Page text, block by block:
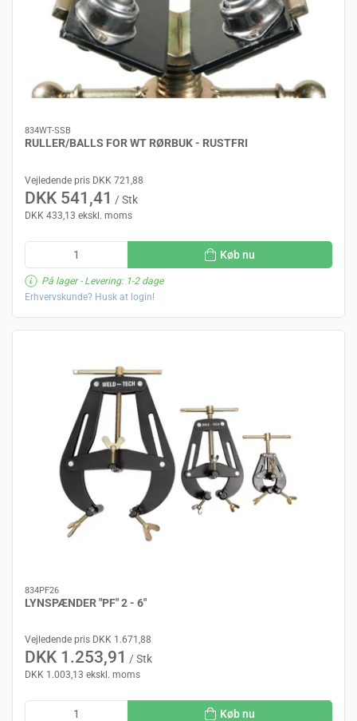
834WT-SSB
RULLER/BALLS FOR WT RØRBUK - RUSTFRI
Vejledende pris DKK 721,88
DKK 541,41 / Stk
DKK 433,13 ekskl. moms
Køb nu
På lager- Levering: 1-2 dage
Erhvervskunde? Husk at login!
834PF26
LYNSPÆNDER "PF" 2 - 6"
Vejledende pris DKK 1.671,88
DKK 1.253,91 / Stk
DKK 1.003,13 ekskl. moms
Køb nu